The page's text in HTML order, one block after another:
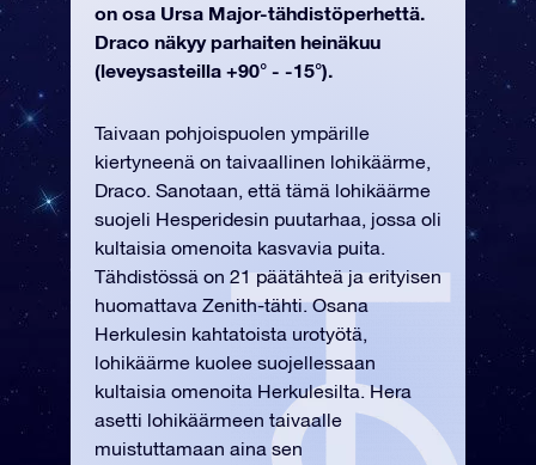
on osa Ursa Major-tähdistöperhettä.
Draco näkyy parhaiten heinäkuu
(leveysasteilla +90° - -15°).
Taivaan pohjoispuolen ympärille
kiertyneenä on taivaallinen lohikäärme,
Draco. Sanotaan, että tämä lohikäärme
suojeli Hesperidesin puutarhaa, jossa oli
kultaisia omenoita kasvavia puita.
Tähdistössä on 21 päätähteä ja erityisen
huomattava Zenith-tähti. Osana
Herkulesin kahtatoista urotyötä,
lohikäärme kuolee suojellessaan
kultaisia omenoita Herkulesilta. Hera
asetti lohikäärmeen taivaalle
muistuttamaan aina sen